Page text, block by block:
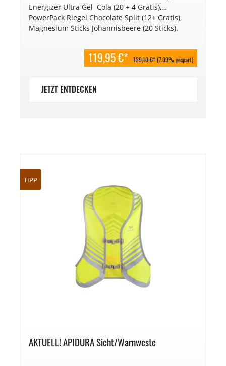
Energizer Ultra Gel Cola (20 + 4 Gratis),
PowerPack Riegel Chocolate Split (12+ Gratis),
Magnesium Sticks Johannisbeere (20 Sticks).
119,95 €* 129,10 €*(7.09% gespart)
JETZT ENTDECKEN
TIPP
AKTUELL! APIDURA Sicht/Warnweste